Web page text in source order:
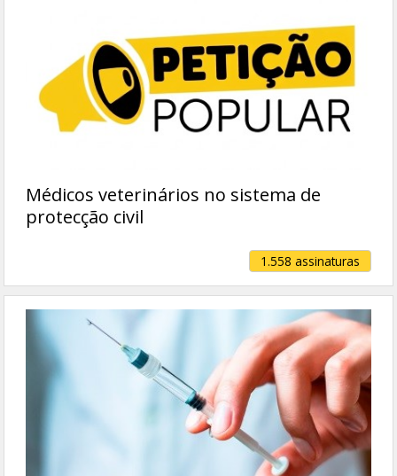
Médicos veterinários no sistema de
protecção civil
1.558 assinaturas